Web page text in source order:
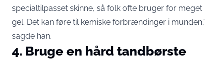
specialtilpasset skinne, så folk ofte bruger for meget
gel. Det kan føre til kemiske forbrændinger i munden,”
sagde han.
4. Bruge en hård tandbørste